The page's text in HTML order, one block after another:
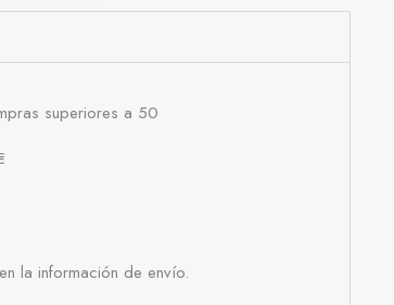
superiores a 50
la información de envío.